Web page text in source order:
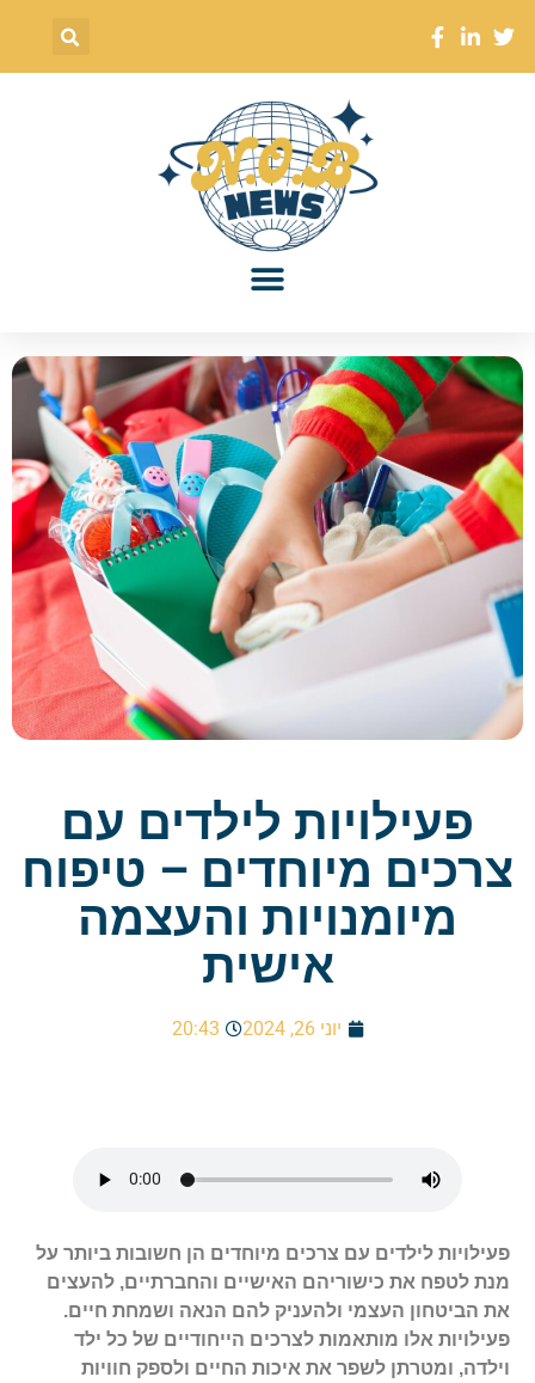
פעילויות לילדים עם
צרכים מיוחדים – טיפוח
מיומנויות והעצמה
אישית
יוני 26, 2024 20:43
פעילויות לילדים עם צרכים מיוחדים הן חשובות ביותר על
מנת לטפח את כישוריהם האישיים והחברתיים, להעצים
את הביטחון העצמי ולהעניק להם הנאה ושמחת חיים.
פעילויות אלו מותאמות לצרכים הייחודיים של כל ילד
וילדה, ומטרתן לשפר את איכות החיים ולספק חוויות